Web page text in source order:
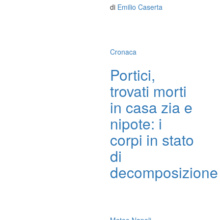
di Emilio Caserta
Cronaca
Portici,
trovati morti
in casa zia e
nipote: i
corpi in stato
di
decomposizione